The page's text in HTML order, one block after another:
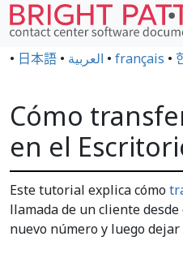
• 日本語 • العربية • français •
Cómo
en el
Este tutorial explica cómo
llamada de un cliente
nuevo número y luego dejar